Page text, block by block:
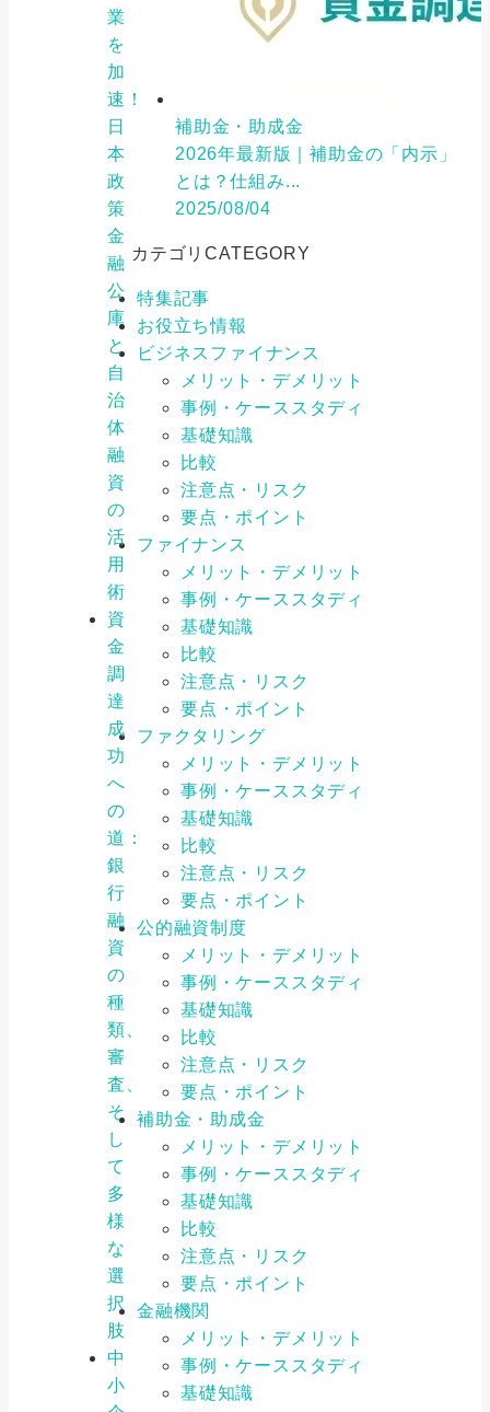
業
を
加
速！
日
本
政
策
金
融
公
庫
と
自
治
体
融
資
の
活
用
術
資
金
調
達
成
功
へ
の
道：
銀
行
融
資
の
種
類、
審
査、
そ
し
て
多
様
な
選
択
肢
中
小
補助金・助成金
2026年最新版｜補助金の「内示」
とは？仕組み...
2025/08/04
カテゴリCATEGORY
特集記事
お役立ち情報
ビジネスファイナンス
メリット・デメリット
事例・ケーススタディ
基礎知識
比較
注意点・リスク
要点・ポイント
ファイナンス
メリット・デメリット
事例・ケーススタディ
基礎知識
比較
注意点・リスク
要点・ポイント
ファクタリング
メリット・デメリット
事例・ケーススタディ
基礎知識
比較
注意点・リスク
要点・ポイント
公的融資制度
メリット・デメリット
事例・ケーススタディ
基礎知識
比較
注意点・リスク
要点・ポイント
補助金・助成金
メリット・デメリット
事例・ケーススタディ
基礎知識
比較
注意点・リスク
要点・ポイント
金融機関
メリット・デメリット
事例・ケーススタディ
基礎知識